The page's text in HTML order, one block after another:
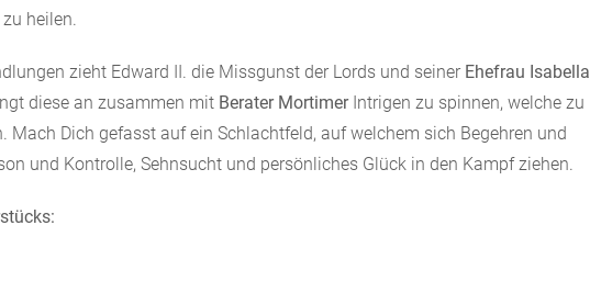
heilen.
zieht Edward II. die Missgunst der Lords und seiner Ehefrau Isabella
diese an zusammen mit Berater MortimerIntrigen zu spinnen, welche zu
Mach Dich gefasst auf ein Schlachtfeld, auf welchem sich Begehren und
und Kontrolle, Sehnsucht und persönliches Glück in den Kampf ziehen.